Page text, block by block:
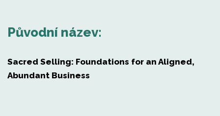
Původní název:
Sacred Selling: Foundations for an Aligned,
Abundant Business